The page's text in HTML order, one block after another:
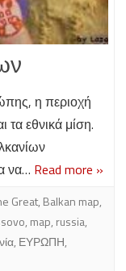
η περιοχή
εθνικά μίση.
να… Read more »
Great, Balkan map,
, map, russia,
, ΕΥΡΩΠΗ,